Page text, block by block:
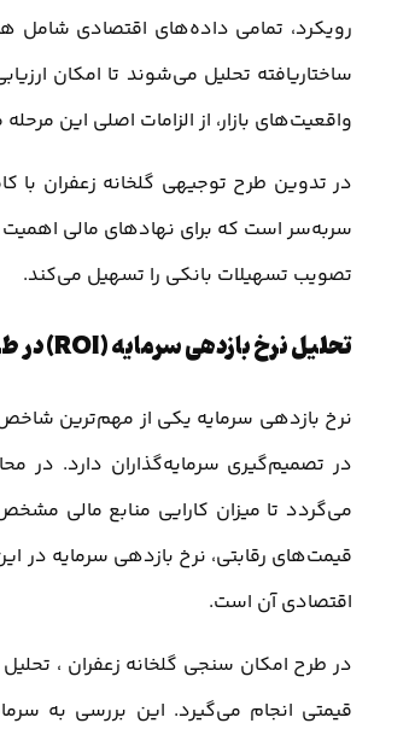
رویکرد، تمامی داده‌های اقتصادی شامل
ساختاریافته تحلیل می‌شوند تا امکان
واقعیت‌های بازار، از الزامات اصلی این
در تدوین طرح توجیهی گلخانه زعفران با
سر‌به‌سر است که برای نهادهای مالی اهمیت
تصویب تسهیلات بانکی را تسهیل می‌کند.
تحلیل نرخ بازدهی سرمایه (ROI) در طرح توجیهی گلخانه زعفران
نرخ بازدهی سرمایه یکی از مهم‌ترین
در تصمیم‌گیری سرمایه‌گذاران دارد.
می‌گردد تا میزان کارایی منابع مالی
اقتصادی آن است.
قیمتی انجام می‌گیرد. این بررسی به